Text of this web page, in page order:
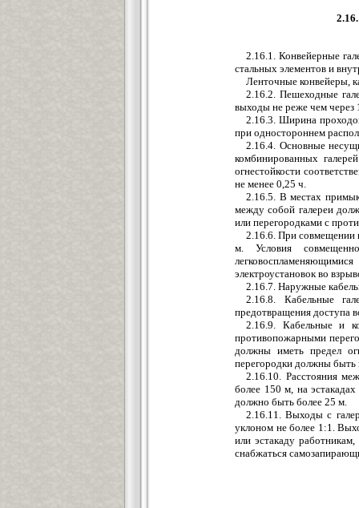
2.16.1. Конвейерные
стальных элементов и
Ленточные конвейеры,
2.16.2. Пешеходные
выходы не реже чем через
2.16.3. Ширина
при одностороннем
2.16.4. Основные
комбинированных
огнестойкости
не менее 0,25 ч.
2.16.5. В местах
между собой галереи
или перегородками с
2.16.6. При совмещении
м. Условия
электроустановок во
2.16.7. Наружные
2.16.8. Кабельные
предотвращения доступа
2.16.9. Кабельные и
противопожарными
должны иметь предел
перегородки должны быть
2.16.10. Расстояния
более 150 м, на
должно быть более 25 м.
2.16.11. Выходы с
уклоном не более 1:1.
или эстакаду
снабжаться